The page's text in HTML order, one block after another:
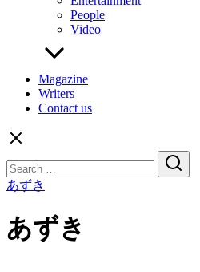
People
Video
Magazine
Writers
Contact us
for:
あずき
あずき